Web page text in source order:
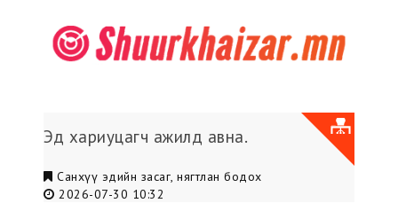
Эд хариуцагч ажилд авна.
Санхүү эдийн засаг, нягтлан бодох
2026-07-30 10:32